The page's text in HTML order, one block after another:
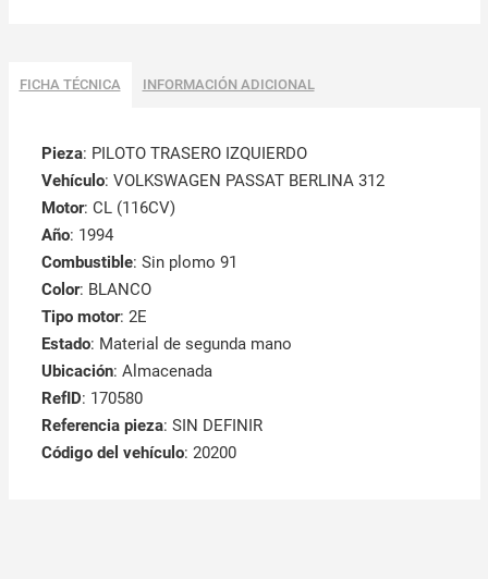
FICHA TÉCNICA INFORMACIÓN ADICIONAL
Pieza: PILOTO TRASERO IZQUIERDO
Vehículo: VOLKSWAGEN PASSAT BERLINA 312
Motor: CL (116CV)
Año: 1994
Combustible: Sin plomo 91
Color: BLANCO
Tipo motor: 2E
Estado: Material de segunda mano
Ubicación: Almacenada
RefID: 170580
Referencia pieza: SIN DEFINIR
Código del vehículo: 20200